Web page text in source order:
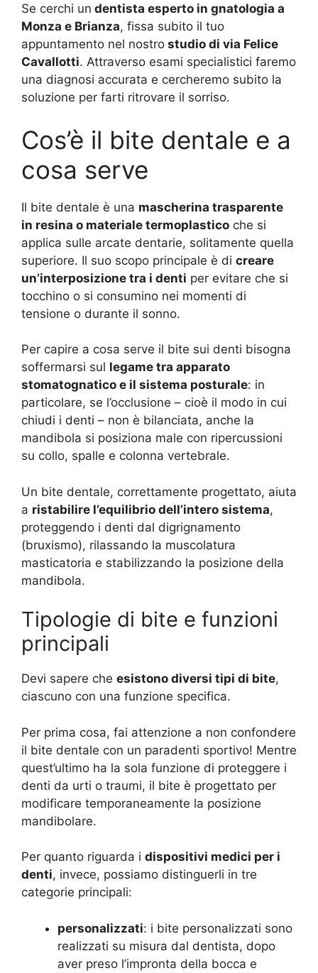
Se cerchi un dentista esperto in gnatologia a
Monza e Brianza, fissa subito il tuo
appuntamento nel nostro studio di via Felice
Cavallotti. Attraverso esami specialistici faremo
una diagnosi accurata e cercheremo subito la
soluzione per farti ritrovare il sorriso.
Cos’è il bite dentale e a
cosa serve
Il bite dentale è una mascherina trasparente
in resina o materiale termoplastico che si
applica sulle arcate dentarie, solitamente quella
superiore. Il suo scopo principale è di creare
un’interposizione tra i denti per evitare che si
tocchino o si consumino nei momenti di
tensione o durante il sonno.
Per capire a cosa serve il bite sui denti bisogna
soffermarsi sul legame tra apparato
stomatognatico e il sistema posturale: in
particolare, se l’occlusione – cioè il modo in cui
chiudi i denti – non è bilanciata, anche la
mandibola si posiziona male con ripercussioni
su collo, spalle e colonna vertebrale.
Un bite dentale, correttamente progettato, aiuta
a ristabilire l’equilibrio dell’intero sistema,
proteggendo i denti dal digrignamento
(bruxismo), rilassando la muscolatura
masticatoria e stabilizzando la posizione della
mandibola.
Tipologie di bite e funzioni
principali
Devi sapere che esistono diversi tipi di bite,
ciascuno con una funzione specifica.
Per prima cosa, fai attenzione a non confondere
il bite dentale con un paradenti sportivo! Mentre
quest’ultimo ha la sola funzione di proteggere i
denti da urti o traumi, il bite è progettato per
modificare temporaneamente la posizione
mandibolare.
Per quanto riguarda i dispositivi medici per i
denti, invece, possiamo distinguerli in tre
categorie principali:
personalizzati: i bite personalizzati sono
realizzati su misura dal dentista, dopo
aver preso l’impronta della bocca e